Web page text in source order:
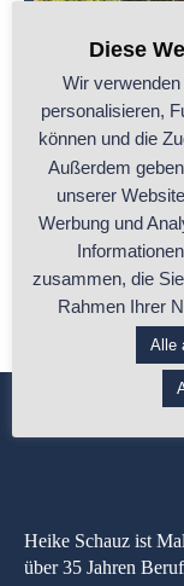
UNSER
RAUM –
.In einer Welt, die
Urbanisierung
...ganzen Beitrag
Heike Schauz ist
über 35 Jahren
Diese
Wir
personalisieren,
können und die
Außerdem
unserer
Werbung und
zusammen, die
Rahmen Ihrer
Alle